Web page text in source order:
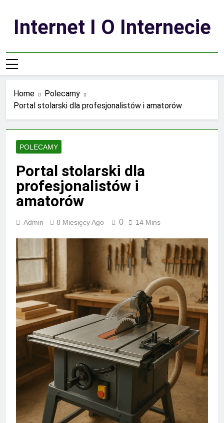
contentInternet I O Internecie
Home
Polecamy
Portal stolarski dla profesjonalistów i amatorów
POLECAMY
Portal stolarski dla
profesjonalistów i
amatorów
Admin 8 Miesięcy Ago 0 14 Mins